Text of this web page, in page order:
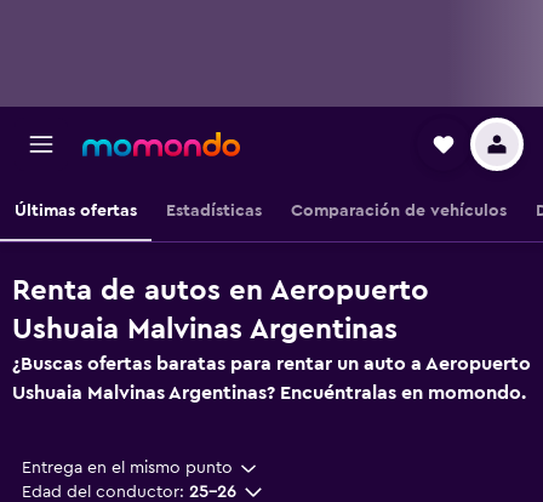
Últimas ofertas Estadísticas Comparación de vehículos
Renta de autos en Aeropuerto
Ushuaia Malvinas Argentinas
¿Buscas ofertas baratas para rentar un auto a Aeropuerto
Ushuaia Malvinas Argentinas? Encuéntralas en momondo.
Entrega en el mismo punto
Edad del conductor: 25-26